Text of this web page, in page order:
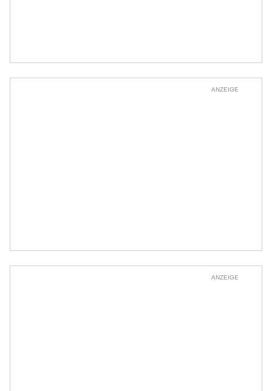
ANZEIGE
ANZEIGE